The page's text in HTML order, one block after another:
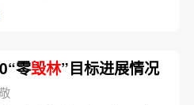
零毁林”目标进展情况